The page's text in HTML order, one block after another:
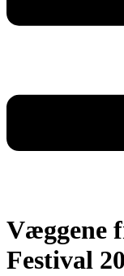
Væggene
Festival